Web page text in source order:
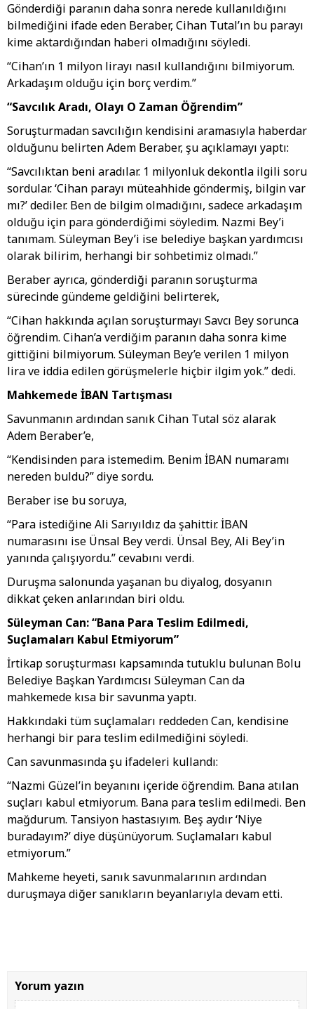
Gönderdiği paranın daha sonra nerede kullanıldığını
bilmediğini ifade eden Beraber, Cihan Tutal’ın bu parayı
kime aktardığından haberi olmadığını söyledi.
“Cihan’ın 1 milyon lirayı nasıl kullandığını bilmiyorum.
Arkadaşım olduğu için borç verdim.”
“Savcılık Aradı, Olayı O Zaman Öğrendim”
Soruşturmadan savcılığın kendisini aramasıyla haberdar
olduğunu belirten Adem Beraber, şu açıklamayı yaptı:
“Savcılıktan beni aradılar. 1 milyonluk dekontla ilgili soru
sordular. ‘Cihan parayı müteahhide göndermiş, bilgin var
mı?’ dediler. Ben de bilgim olmadığını, sadece arkadaşım
olduğu için para gönderdiğimi söyledim. Nazmi Bey’i
tanımam. Süleyman Bey’i ise belediye başkan yardımcısı
olarak bilirim, herhangi bir sohbetimiz olmadı.”
Beraber ayrıca, gönderdiği paranın soruşturma
sürecinde gündeme geldiğini belirterek,
“Cihan hakkında açılan soruşturmayı Savcı Bey sorunca
öğrendim. Cihan’a verdiğim paranın daha sonra kime
gittiğini bilmiyorum. Süleyman Bey’e verilen 1 milyon
lira ve iddia edilen görüşmelerle hiçbir ilgim yok.” dedi.
Mahkemede İBAN Tartışması
Savunmanın ardından sanık Cihan Tutal söz alarak
Adem Beraber’e,
“Kendisinden para istemedim. Benim İBAN numaramı
nereden buldu?” diye sordu.
Beraber ise bu soruya,
“Para istediğine Ali Sarıyıldız da şahittir. İBAN
numarasını ise Ünsal Bey verdi. Ünsal Bey, Ali Bey’in
yanında çalışıyordu.” cevabını verdi.
Duruşma salonunda yaşanan bu diyalog, dosyanın
dikkat çeken anlarından biri oldu.
Süleyman Can: “Bana Para Teslim Edilmedi,
Suçlamaları Kabul Etmiyorum”
İrtikap soruşturması kapsamında tutuklu bulunan Bolu
Belediye Başkan Yardımcısı Süleyman Can da
mahkemede kısa bir savunma yaptı.
Hakkındaki tüm suçlamaları reddeden Can, kendisine
herhangi bir para teslim edilmediğini söyledi.
Can savunmasında şu ifadeleri kullandı:
“Nazmi Güzel’in beyanını içeride öğrendim. Bana atılan
suçları kabul etmiyorum. Bana para teslim edilmedi. Ben
mağdurum. Tansiyon hastasıyım. Beş aydır ‘Niye
buradayım?’ diye düşünüyorum. Suçlamaları kabul
etmiyorum.”
Mahkeme heyeti, sanık savunmalarının ardından
duruşmaya diğer sanıkların beyanlarıyla devam etti.
Yorum yazın